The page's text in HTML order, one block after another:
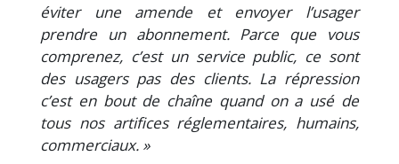
éviter une amende et envoyer l’usager
prendre un abonnement. Parce que vous
comprenez, c’est un service public, ce sont
des usagers pas des clients. La répression
c’est en bout de chaîne quand on a usé de
tous nos artifices réglementaires, humains,
commerciaux. »